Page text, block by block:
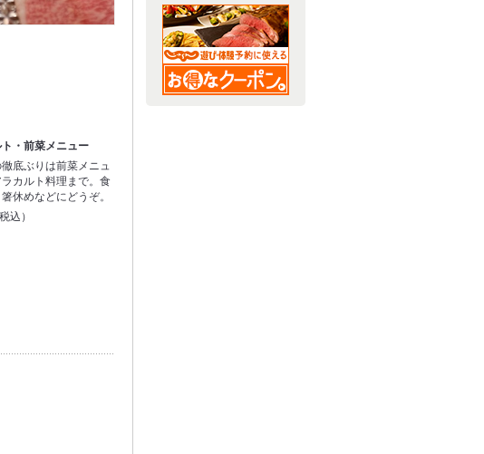
・前菜メニュー
底ぶりは前菜メニュ
カルト料理まで。食
休めなどにどうぞ。
込）